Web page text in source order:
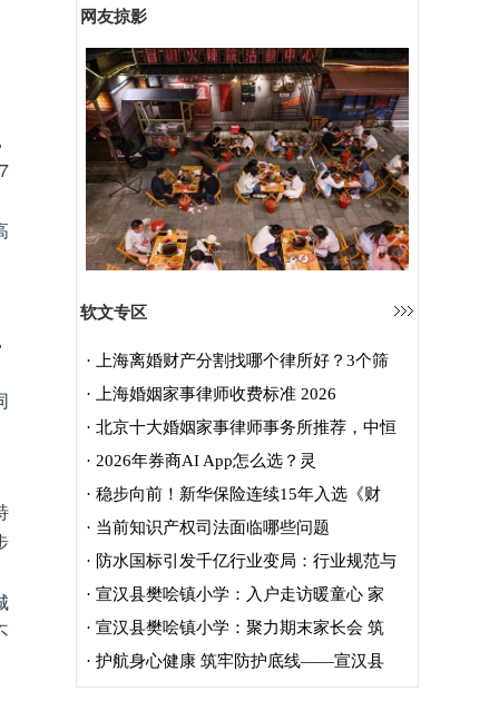
网友掠影
软文专区
·
上海离婚财产分割找哪个律所好？3个筛
·
上海婚姻家事律师收费标准 2026
· 北京十大婚姻家事律师事务所推荐，中恒
· 2026年券商AI App怎么选？灵
· 稳步向前！新华保险连续15年入选《财
· 当前知识产权司法面临哪些问题
· 防水国标引发千亿行业变局：行业规范与
· 宣汉县樊哙镇小学：入户走访暖童心 家
· 宣汉县樊哙镇小学：聚力期末家长会 筑
· 护航身心健康 筑牢防护底线——宣汉县